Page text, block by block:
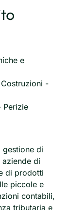
e
-
Perizie
gestione di
di
di prodotti
piccole e
contabili,
tributaria e